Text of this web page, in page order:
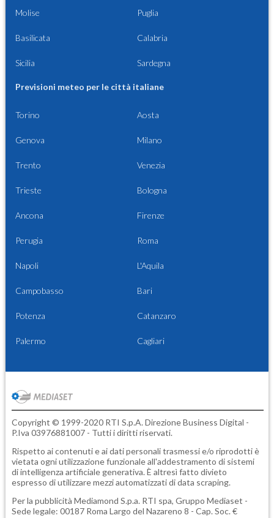
Molise Puglia
Basilicata Calabria
Sicilia Sardegna
Previsioni meteo per le città italiane
Torino Aosta
Genova Milano
Trento Venezia
Trieste Bologna
Ancona Firenze
Perugia Roma
Napoli L'Aquila
Campobasso Bari
Potenza Catanzaro
Palermo Cagliari
Copyright © 1999-2020 RTI S.p.A. Direzione Business Digital -
P.Iva 03976881007 - Tutti i diritti riservati.
Rispetto ai contenuti e ai dati personali trasmessi e/o riprodotti è
vietata ogni utilizzazione funzionale all'addestramento di sistemi
di intelligenza artificiale generativa. È altresì fatto divieto
espresso di utilizzare mezzi automatizzati di data scraping.
Per la pubblicità Mediamond S.p.a. RTI spa, Gruppo Mediaset -
Sede legale: 00187 Roma Largo del Nazareno 8 - Cap. Soc. €